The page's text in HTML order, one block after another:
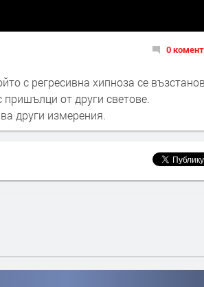
0
с регресивна хипноза се
от други светове.
други измерения.